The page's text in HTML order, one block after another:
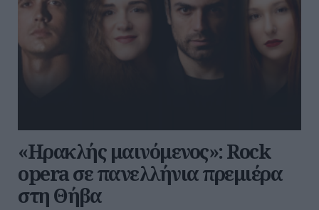
«Ηρακλής μαινόμενος»: Rock
opera σε πανελλήνια πρεμιέρα
στη Θήβα